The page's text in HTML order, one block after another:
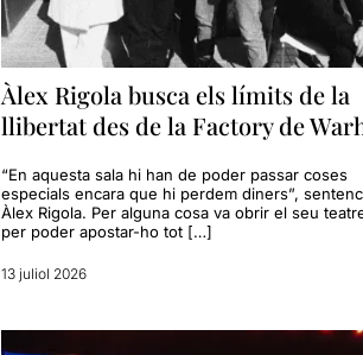
Àlex Rigola busca els límits de la
llibertat des de la Factory de
“En aquesta sala hi han de poder passar coses
especials encara que hi perdem diners”,
Àlex Rigola. Per alguna cosa va obrir el seu
per poder apostar-ho tot […]
13 juliol 2026